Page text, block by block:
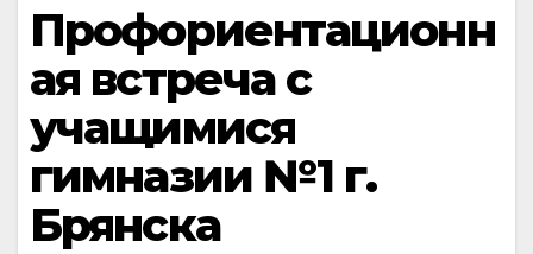
Профориентационн
ая встреча с
учащимися
гимназии №1 г.
Брянска